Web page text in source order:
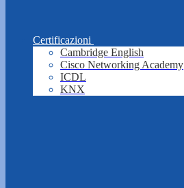
Certificazioni
Cambridge English
Cisco Networking Academy
ICDL
KNX